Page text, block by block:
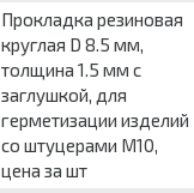
Прокладка резиновая
круглая D 8.5 мм,
толщина 1.5 мм с
заглушкой, для
герметизации изделий
со штуцерами М10,
цена за шт